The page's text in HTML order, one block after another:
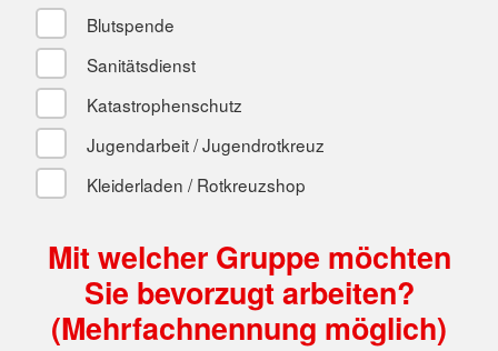
Blutspende
Sanitätsdienst
Katastrophenschutz
Jugendarbeit / Jugendrotkreuz
Kleiderladen / Rotkreuzshop
Mit welcher Gruppe möchten
Sie bevorzugt arbeiten?
(Mehrfachnennung möglich)